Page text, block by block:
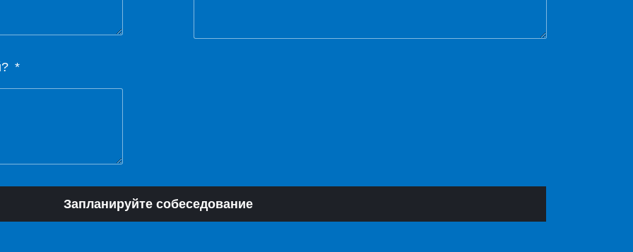
Запланируйте собеседование